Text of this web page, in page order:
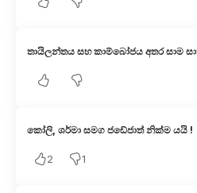
තායිලන්තය සහ කාම්බෝජය අතර සාම
කෝලි, ශර්මා සමග ජඩේජාත් නික්ම යයි !
2 1